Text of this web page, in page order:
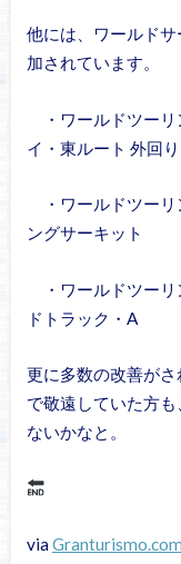
他には、ワールド
加されています。
・ワールドツー
イ・東ルート 外回り
・ワールドツー
ングサーキット
・ワールドツー
ドトラック・A
更に多数の改善が
で敬遠していた方
ないかなと。
viaGranturismo.com